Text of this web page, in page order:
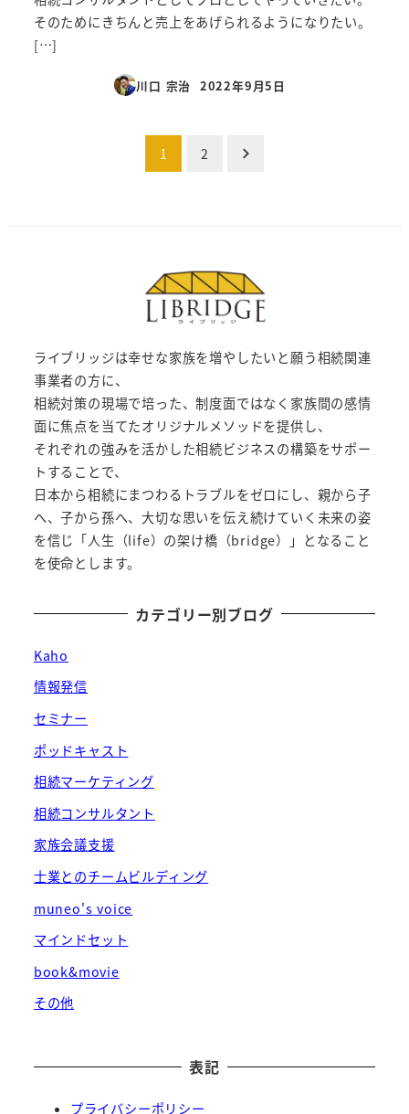
そのためにきちんと売上をあげられるようになりたい。
[…]
川口 宗治
投稿日
2022年9月5日
送
り
1 2
ライブリッジは幸せな家族を増やしたいと願う相続関連
事業者の方に、
相続対策の現場で培った、制度面ではなく家族間の感情
面に焦点を当てたオリジナルメソッドを提供し、
それぞれの強みを活かした相続ビジネスの構築をサポー
トすることで、
日本から相続にまつわるトラブルをゼロにし、親から子
へ、子から孫へ、大切な思いを伝え続けていく未来の姿
を信じ「人生（life）の架け橋（bridge）」となること
を使命とします。
カテゴリー別ブログ
Kaho
情報発信
セミナー
ポッドキャスト
相続マーケティング
相続コンサルタント
家族会議支援
士業とのチームビルディング
muneo's voice
マインドセット
book&movie
その他
表記
プライバシーポリシー